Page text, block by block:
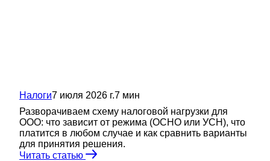
Налоги7 июля 2026 г.7 мин
Разворачиваем схему налоговой нагрузки для
ООО: что зависит от режима (ОСНО или УСН), что
платится в любом случае и как сравнить варианты
для принятия решения.
Читать статью